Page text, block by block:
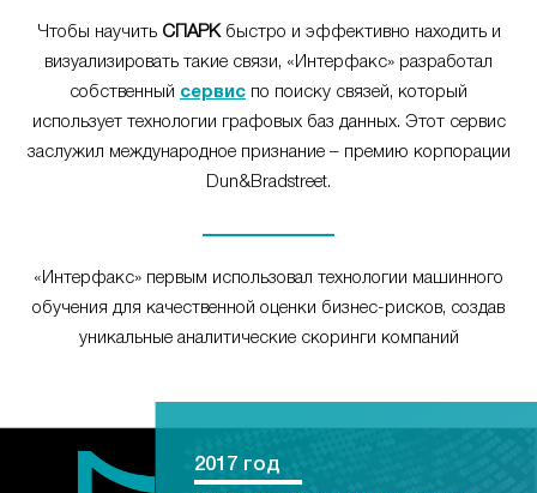
Чтобы научить СПАРКбыстро и эффективно находить и
визуализировать такие связи, «Интерфакс» разработал
собственный сервис по поиску связей, который
использует технологии графовых баз данных. Этот сервис
заслужил международное признание – премию корпорации
Dun&Bradstreet.
«Интерфакс» первым использовал технологии машинного
обучения для качественной оценки бизнес-рисков, создав
уникальные аналитические скоринги компаний
2017 год